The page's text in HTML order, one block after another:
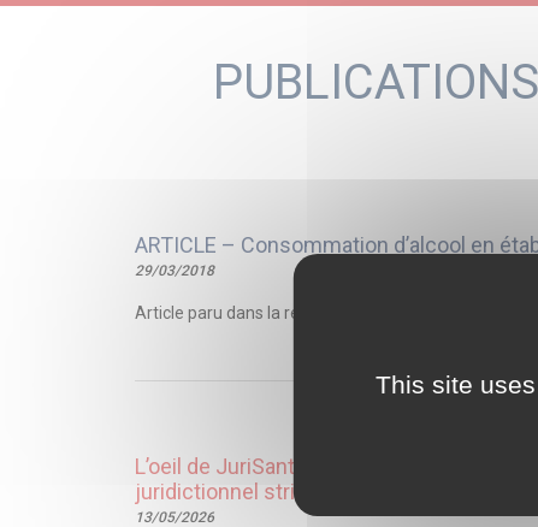
ARTICLE – Consommation d’alcool en
29/03/2018
Article paru dans la revue Gestions Hospitalières,
L’oeil de JuriSanté – Suspension
juridictionnel strict
13/05/2026
This site